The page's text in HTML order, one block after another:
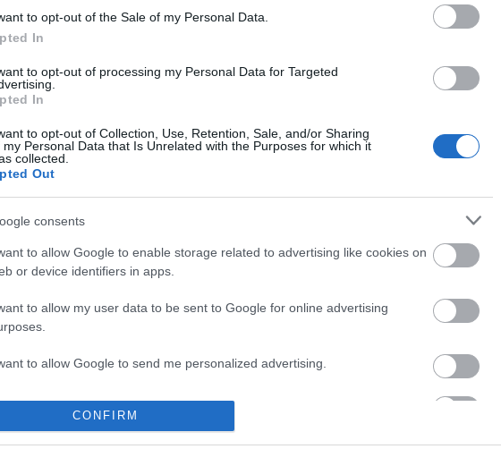
to opt-out of the Sale of my Personal Data.
In
to opt-out of processing my Personal Data for Targeted
In
to opt-out of Collection, Use, Retention, Sale, and/or Sharing
my Personal Data that Is Unrelated with the Purposes for which it
collected.
Out
consents
to allow Google to enable storage related to advertising like cookies on
or device identifiers in apps.
to allow my user data to be sent to Google for online advertising
to allow Google to send me personalized advertising.
to allow Google to enable storage related to analytics like cookies on
or device identifiers in apps.
CONFIRM
kelta ünnep
adventanya
betegségcsalád
Disney
félelemfestés
ajánló
húsvéthúsvéti
könyvek
olvas
süti szponzorált
Blogajánló
KÖZEL NYOLC
A kubai és
szolidaritás
Mozgalma